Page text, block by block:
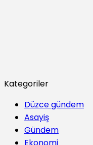
Kategoriler
Düzce gündem
Asayiş
Gündem